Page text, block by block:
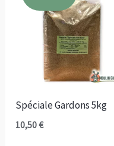
Spéciale Gardons 5kg
10,50€